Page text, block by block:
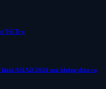
Vũ Trụ
ASIAD 2026 mà không đưa ra